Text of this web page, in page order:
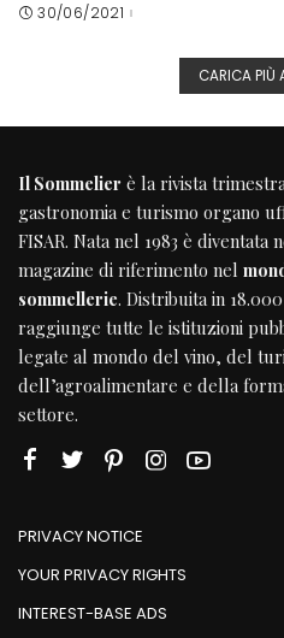
30/06/2021
CARICA PIÙ
Il Sommelier è la rivista
gastronomia e turismo organo
FISAR. Nata nel 1983 è diventata
magazine di riferimento nel
sommellerie. Distribuita in
raggiunge tutte le istituzioni
legate al mondo del vino, del
dell’agroalimentare e della
settore.
PRIVACY NOTICE
YOUR PRIVACY RIGHTS
INTEREST-BASE ADS